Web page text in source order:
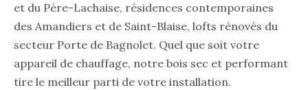
et du Père-Lachaise, résidences contemporaines
des Amandiers et de Saint-Blaise, lofts rénovés du
secteur Porte de Bagnolet. Quel que soit votre
appareil de chauffage, notre bois sec et performant
tire le meilleur parti de votre installation.